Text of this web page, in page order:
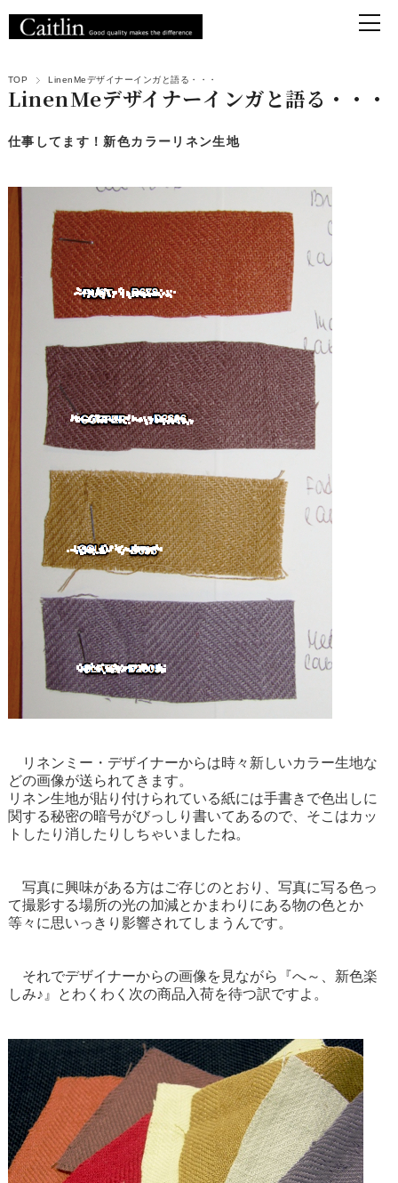
TOP LinenMeデザイナーインガと語る・・・
LinenMeデザイナーインガと語る・・・
仕事してます！新色カラーリネン生地
リネンミー・デザイナーからは時々新しいカラー生地な
どの画像が送られてきます。
リネン生地が貼り付けられている紙には手書きで色出しに
関する秘密の暗号がびっしり書いてあるので、そこはカッ
トしたり消したりしちゃいましたね。
写真に興味がある方はご存じのとおり、写真に写る色っ
て撮影する場所の光の加減とかまわりにある物の色とか
等々に思いっきり影響されてしまうんです。
それでデザイナーからの画像を見ながら『へ～、新色楽
しみ♪』とわくわく次の商品入荷を待つ訳ですよ。